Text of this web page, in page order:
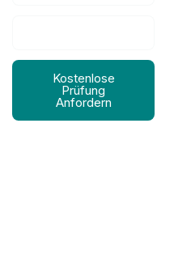
Kostenlose
Prüfung
Anfordern